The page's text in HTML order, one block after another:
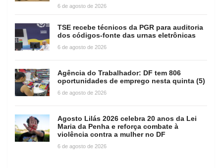
6 de agosto de 2026
TSE recebe técnicos da PGR para auditoria
dos códigos-fonte das urnas eletrônicas
6 de agosto de 2026
Agência do Trabalhador: DF tem 806
oportunidades de emprego nesta quinta (5)
6 de agosto de 2026
Agosto Lilás 2026 celebra 20 anos da Lei
Maria da Penha e reforça combate à
violência contra a mulher no DF
6 de agosto de 2026